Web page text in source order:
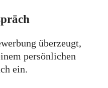
überzeugt,
persönlichen
ein.